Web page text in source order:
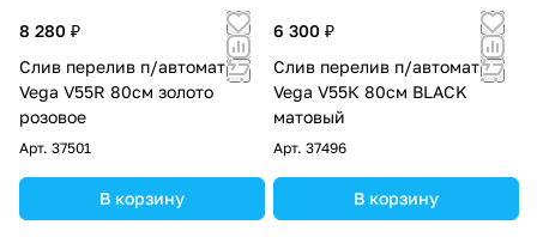
8 280 ₽
Слив перелив п/автомат
Vega V55R 80см золото
розовое
Арт. 37501
В корзину
6 300 ₽
Слив перелив п/автомат
Vega V55К 80см BLACK
матовый
Арт. 37496
В корзину